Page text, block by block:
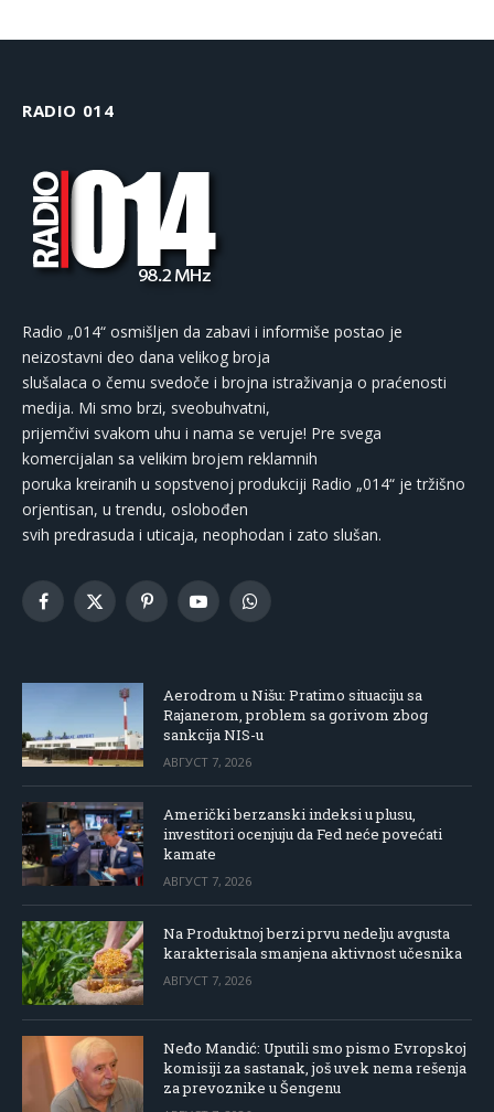
RADIO 014
Radio „014“ osmišljen da zabavi i informiše postao je
neizostavni deo dana velikog broja
slušalaca o čemu svedoče i brojna istraživanja o praćenosti
medija. Mi smo brzi, sveobuhvatni,
prijemčivi svakom uhu i nama se veruje! Pre svega
komercijalan sa velikim brojem reklamnih
poruka kreiranih u sopstvenoj produkciji Radio „014“ je tržišno
orjentisan, u trendu, oslobođen
svih predrasuda i uticaja, neophodan i zato slušan.
Facebook
X
PinterestYouTubeWhatsApp
Aerodrom u Nišu: Pratimo situaciju sa
Rajanerom, problem sa gorivom zbog
sankcija NIS-u
АВГУСТ 7, 2026
Američki berzanski indeksi u plusu,
investitori ocenjuju da Fed neće povećati
kamate
АВГУСТ 7, 2026
Na Produktnoj berzi prvu nedelju avgusta
karakterisala smanjena aktivnost učesnika
АВГУСТ 7, 2026
Neđo Mandić: Uputili smo pismo Evropskoj
komisiji za sastanak, još uvek nema rešenja
za prevoznike u Šengenu